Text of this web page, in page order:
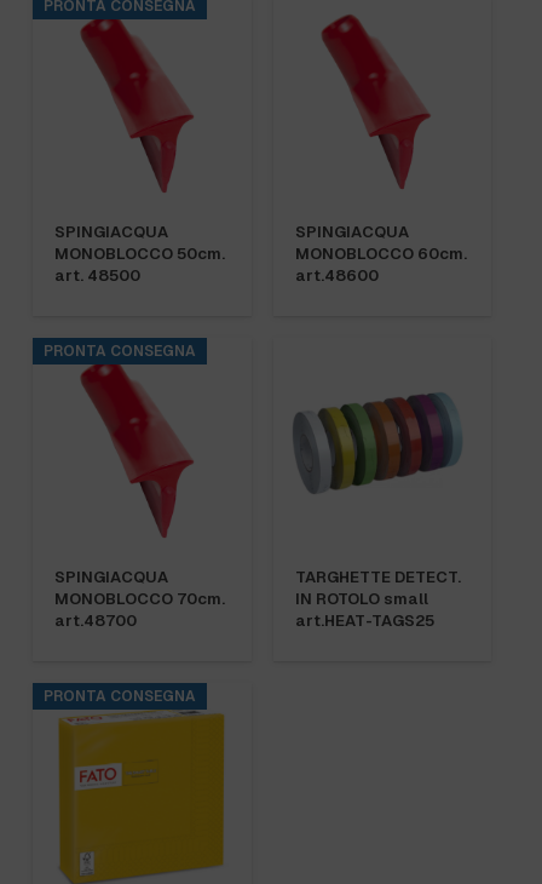
PRONTA CONSEGNA
SPINGIACQUA
MONOBLOCCO 50cm.
art. 48500
SPINGIACQUA
MONOBLOCCO 60cm.
art.48600
PRONTA CONSEGNA
SPINGIACQUA
MONOBLOCCO 70cm.
art.48700
TARGHETTE DETECT.
IN ROTOLO small
art.HEAT-TAGS25
PRONTA CONSEGNA